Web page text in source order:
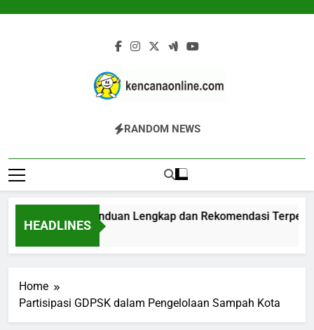
Kencana Online
Jasa Pengelolaan Sampah Kawasan
Dan Industri
RANDOM NEWS
HEADLINES
Biodigester: Panduan Lengkap dan Rekomendasi
10 Jam Ago
Home
Partisipasi GDPSK dalam Pengelolaan Sampah Kota